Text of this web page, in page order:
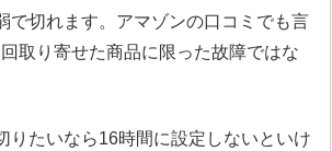
で切れます。アマゾンの口コミでも言
取り寄せた商品に限った故障ではな
りたいなら16時間に設定しないといけ